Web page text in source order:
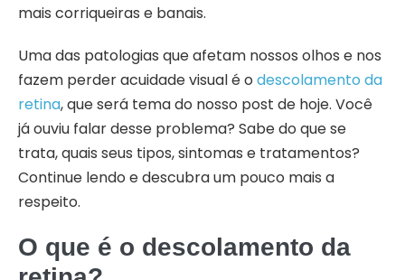
mais corriqueiras e banais.
Uma das patologias que afetam nossos olhos e nos
fazem perder acuidade visual é o descolamento da
retina, que será tema do nosso post de hoje. Você
já ouviu falar desse problema? Sabe do que se
trata, quais seus tipos, sintomas e tratamentos?
Continue lendo e descubra um pouco mais a
respeito.
O que é o descolamento da